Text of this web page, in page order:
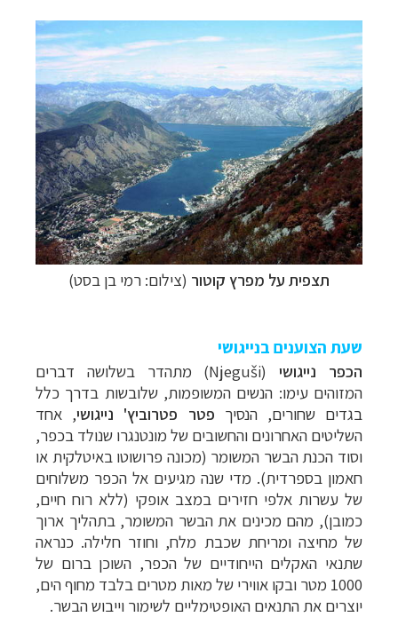
תצפית על מפרץ קוטור (צילום: רמי בן בסט)
שעת הצוענים בנייגושי
הכפר נייגושי(
Njeguši) מתהדר בשלושה דברים
המזוהים עימו: הנשים המשופמות, שלובשות בדרך כלל
בגדים שחורים, הנסיך פטר פטרוביץ' נייגושי, אחד
השליטים האחרונים והחשובים של מונטנגרו שנולד בכפר,
וסוד הכנת הבשר המשומר (מכונה פרושוטו באיטלקית או
חאמון בספרדית). מדי שנה מגיעים אל הכפר משלוחים
של עשרות אלפי חזירים במצב אופקי (ללא רוח חיים,
כמובן), מהם מכינים את הבשר המשומר, בתהליך ארוך
של מחיצה ומריחת שכבת מלח, וחוזר חלילה. כנראה
שתנאי האקלים הייחודיים של הכפר, השוכן ברום של
1000 מטר ובקו אווירי של מאות מטרים בלבד מחוף הים,
יוצרים את התנאים האופטימליים לשימור וייבוש הבשר.